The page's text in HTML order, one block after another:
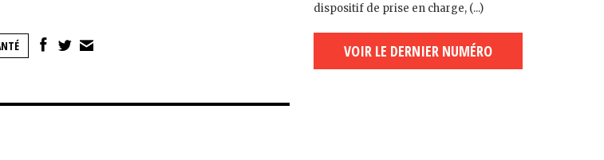
dispositif de prise en charge, (...)
VOIR LE DERNIER NUMÉRO